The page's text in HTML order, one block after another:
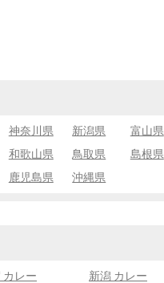
神奈川県 新潟県
富山県
和歌山県 鳥取県
島根県
鹿児島県 沖縄県
カレー
新潟 カレー